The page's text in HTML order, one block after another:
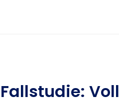
Fallstudie: